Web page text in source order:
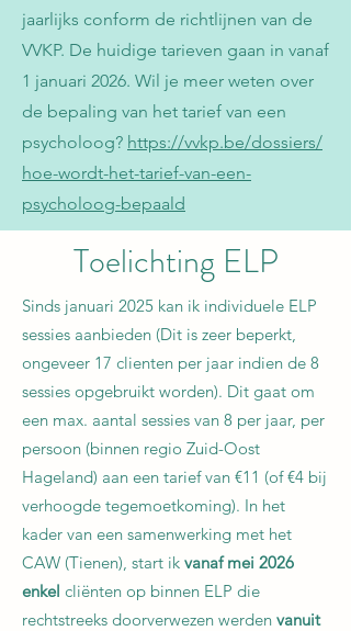
jaarlijks conform de richtlijnen van de
VVKP. De huidige tarieven gaan in vanaf
1 januari 2026. Wil je meer weten over
de bepaling van het tarief van een
psycholoog? https://vvkp.be/dossiers/
hoe-wordt-het-tarief-van-een-
psycholoog-bepaald
Toelichting ELP
Sinds januari 2025 kan ik individuele ELP
sessies aanbieden (Dit is zeer beperkt,
ongeveer 17 clienten per jaar indien de 8
sessies opgebruikt worden). Dit gaat om
een max. aantal sessies van 8 per jaar, per
persoon (binnen regio Zuid-Oost
Hageland) aan een tarief van €11 (of€4 bij
verhoogde tegemoetkoming). In het
kader van een samenwerking met het
CAW (Tienen), start ik vanaf mei 2026
enkel cliënten op binnen ELP die
rechtstreeks doorverwezen werden vanuit